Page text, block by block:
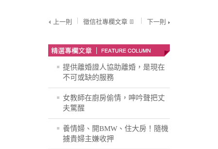
上一則 徵信社專欄文章 下一則
提供離婚證人協助離婚，是現在
不可或缺的服務
女教師在廚房偷情，呻吟聲把丈
夫驚醒
養情婦、開BMW、住大房！隨機
擄貴婦主嫌收押